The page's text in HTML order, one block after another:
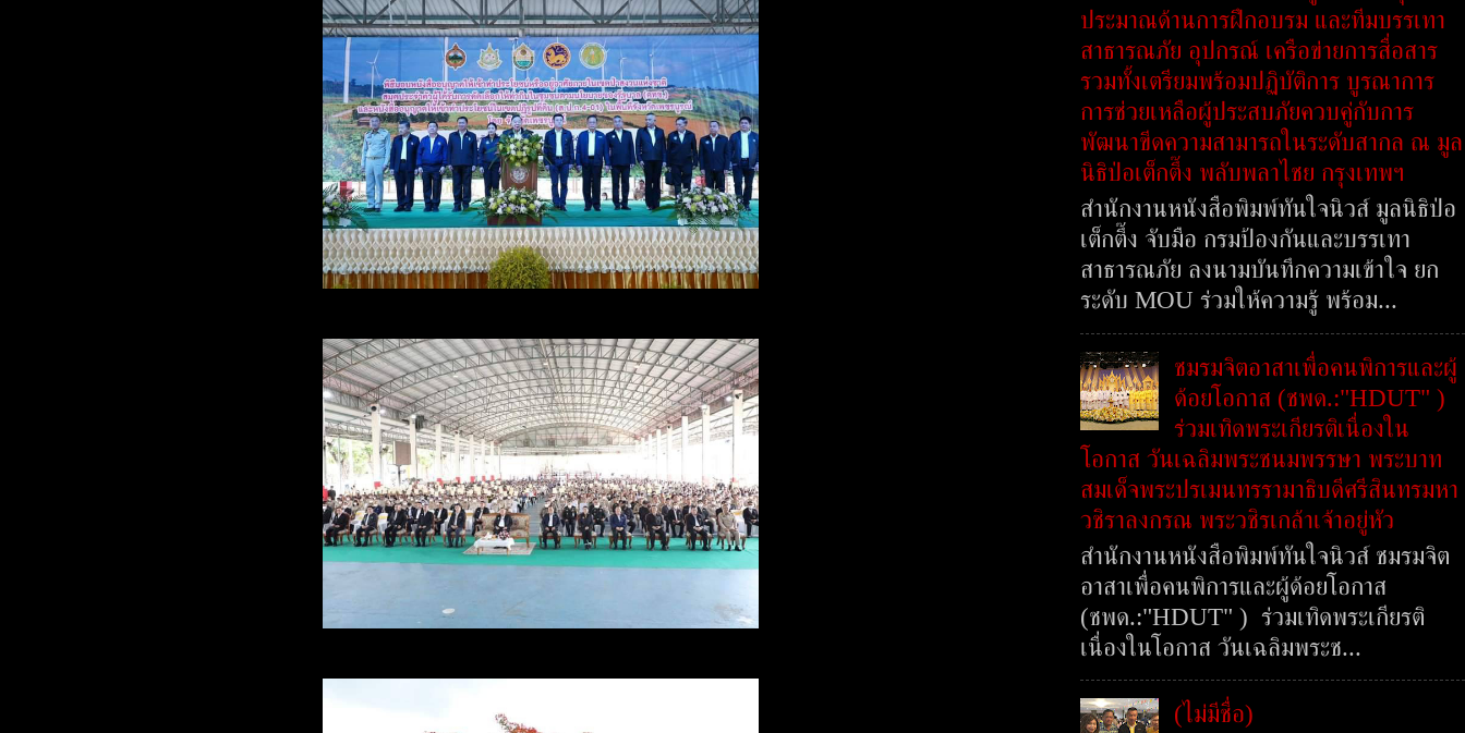
ประมาณด้านการฝึกอบรม และทีมบรรเทา
สาธารณภัย อุปกรณ์ เครือข่ายการสื่อสาร
รวมทั้งเตรียมพร้อมปฏิบัติการ บูรณาการ
การช่วยเหลือผู้ประสบภัยควบคู่กับการ
พัฒนาขีดความสามารถในระดับสากล ณ มูล
นิธิป่อเต็กตึ๊ง พลับพลาไชย กรุงเทพฯ
สำนักงานหนังสือพิมพ์ทันใจนิวส์ มูลนิธิป่อ
เต็กตึ๊ง จับมือ กรมป้องกันและบรรเทา
สาธารณภัย ลงนามบันทึกความเข้าใจ ยก
ระดับ MOU ร่วมให้ความรู้ พร้อม...
ชมรมจิตอาสาเพื่อคนพิการและผู้
ด้อยโอกาส (ชพด.:"HDUT" )
ร่วมเทิดพระเกียรติเนื่องใน
โอกาส วันเฉลิมพระชนมพรรษา พระบาท
สมเด็จพระปรเมนทรรามาธิบดีศรีสินทรมหา
วชิราลงกรณ พระวชิรเกล้าเจ้าอยู่หัว
สำนักงานหนังสือพิมพ์ทันใจนิวส์ ชมรมจิต
อาสาเพื่อคนพิการและผู้ด้อยโอกาส
(ชพด.:"HDUT" ) ร่วมเทิดพระเกียรติ
เนื่องในโอกาส วันเฉลิมพระช...
(ไม่มีชื่อ)